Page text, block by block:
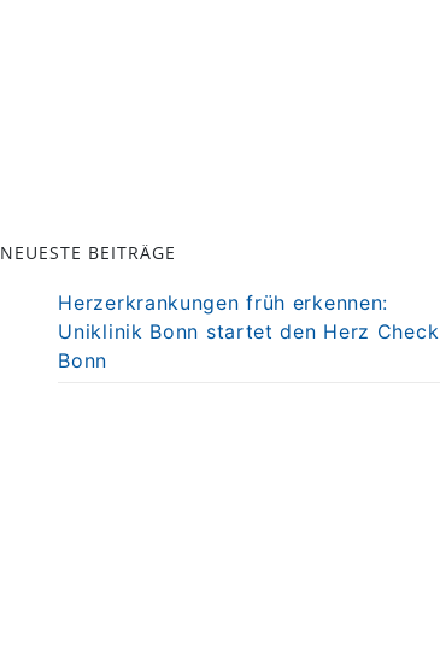
NEUESTE BEITRÄGE
Herzerkrankungen früh erkennen:
Uniklinik Bonn startet den Herz Check
Bonn